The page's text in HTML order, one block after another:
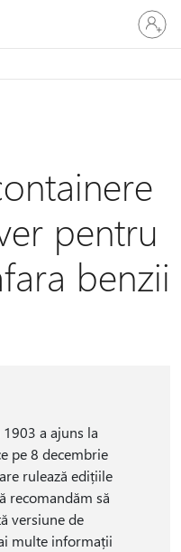
vă
la
dvs.
pentru
benzii
a ajuns la
pe 8 decembrie
rulează edițiile
recomandăm să
versiune de
multe informații